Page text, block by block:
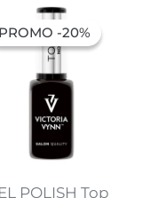
PROMO -20%
PROMO -20%
POLISH Top
O
preço
atual
5,85 €.